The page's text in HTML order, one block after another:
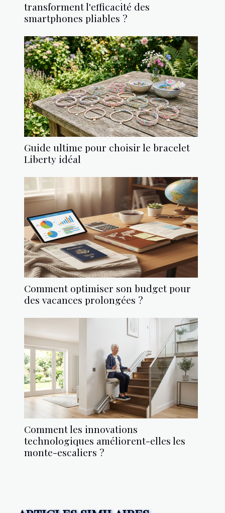
transforment l'efficacité des
smartphones pliables ?
Guide ultime pour choisir le bracelet
Liberty idéal
Comment optimiser son budget pour
des vacances prolongées ?
Comment les innovations
technologiques améliorent-elles les
monte-escaliers ?